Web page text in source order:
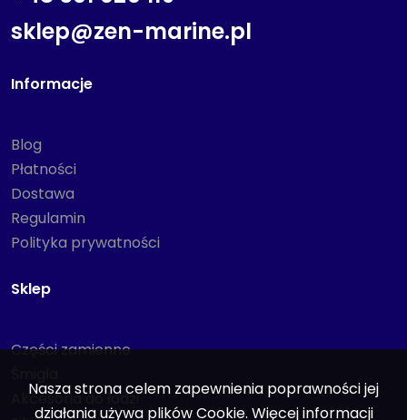
sklep@zen-marine.pl
Informacje
Blog
Płatności
Dostawa
Regulamin
Polityka prywatności
Sklep
Części zamienne
Akcesoria do łodzi
Nasza strona celem zapewnienia poprawności jej
działania używa plików Cookie. Więcej informacji